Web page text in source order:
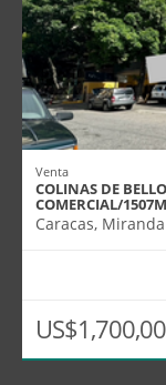
Venta
COLINAS DE
COMERCIAL/
Caracas,